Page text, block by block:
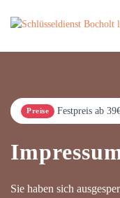
Preise Festpreis ab
Sie haben sich